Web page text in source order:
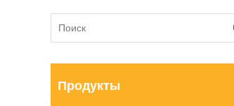
Продукты